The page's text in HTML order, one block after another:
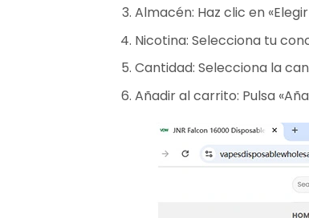
Almacén: Haz clic en
Nicotina: Selecciona tu
Cantidad: Selecciona la
Añadir al carrito: Pulsa